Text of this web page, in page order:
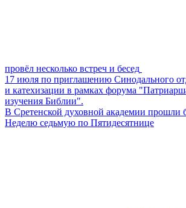
провёл несколько встреч и бесед
17 июля по приглашению Синодального
и катехизации в рамках форума
изучения Библии".
В Сретенской духовной академии прошли
Неделю седьмую по Пятидесятнице